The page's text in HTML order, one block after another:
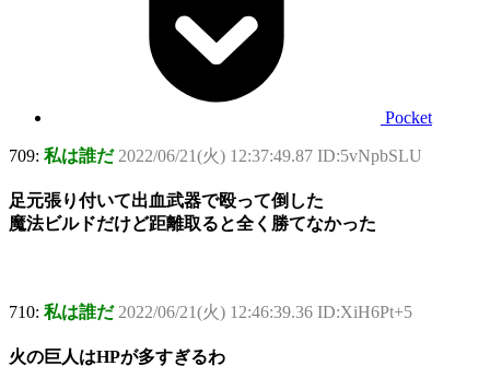
Pocket
709: 私は誰だ 2022/06/21(火) 12:37:49.87 ID:5vNpbSLU
足元張り付いて出血武器で殴って倒した
魔法ビルドだけど距離取ると全く勝てなかった
710: 私は誰だ 2022/06/21(火) 12:46:39.36 ID:XiH6Pt+5
火の巨人はHPが多すぎるわ